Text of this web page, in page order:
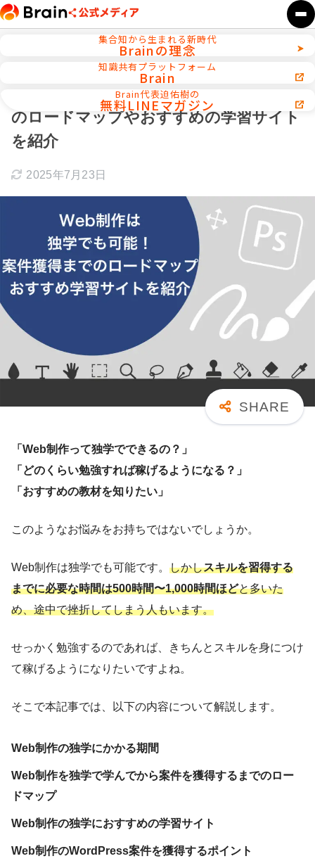
集合知から生まれる新時代
Brainの理念
知識共有プラットフォーム
Brain
Brain代表迫佑樹の
無料LINEマガジン
Webデザイン／WEB制作
Web制作は独学でも可能！案件獲得まで
のロードマップやおすすめの学習サイト
を紹介
2025年7月23日
「Web制作って独学でできるの？」
「どのくらい勉強すれば稼げるようになる？」
「おすすめの教材を知りたい」
このようなお悩みをお持ちではないでしょうか。
Web制作は独学でも可能です。 しかしスキルを習得する
までに必要な時間は500時間〜1,000時間ほどと多いた
め、途中で挫折してしまう人もいます。
せっかく勉強するのであれば、きちんとスキルを身につけ
て稼げるようになりたいですよね。
そこで本記事では、以下の内容について解説します。
Web制作の独学にかかる期間
Web制作を独学で学んでから案件を獲得するまでのロー
ドマップ
Web制作の独学におすすめの学習サイト
Web制作のWordPress案件を獲得するポイント